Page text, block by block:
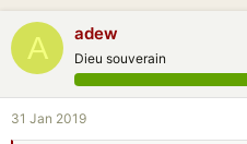
A adew
Dieu souverain
31 Jan 2019